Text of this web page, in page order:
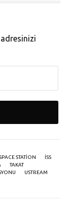
STATION
ISS
TAKAT
USTREAM